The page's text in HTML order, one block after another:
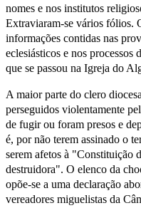
nomes e nos institutos
Extraviaram-se vários fólios.
informações contidas nas
eclesiásticos e nos
que se passou na Igreja do
A maior parte do clero
perseguidos violentamente
de fugir ou foram presos e
é, por não terem assinado o
serem afetos à "Constituição
destruidora". O elenco da
opõe-se a uma declaração
vereadores miguelistas da